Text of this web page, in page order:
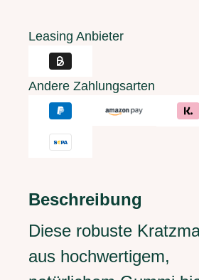
Leasing Anbieter
Andere Zahlungsarten
Beschreibung
Diese robuste
aus hochwertigem,